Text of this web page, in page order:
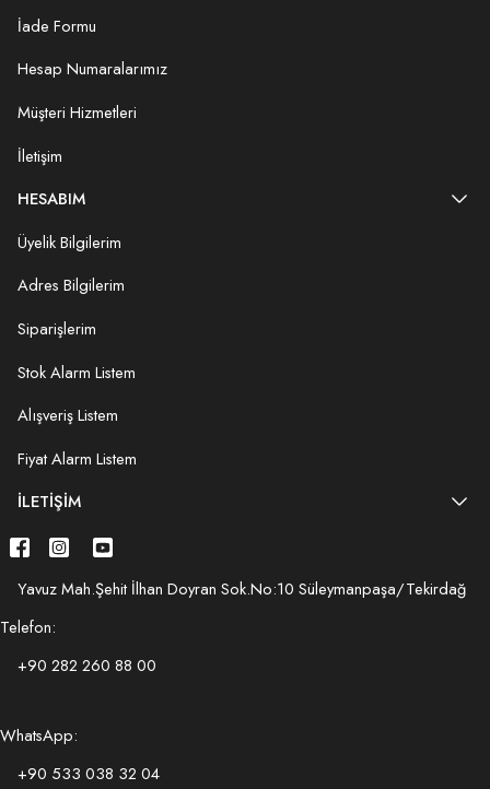
İade Formu
Hesap Numaralarımız
Müşteri Hizmetleri
İletişim
HESABIM
Üyelik Bilgilerim
Adres Bilgilerim
Siparişlerim
Stok Alarm Listem
Alışveriş Listem
Fiyat Alarm Listem
İLETIŞIM
Yavuz Mah.Şehit İlhan Doyran Sok.No:10 Süleymanpaşa/Tekirdağ
Telefon:
+90 282 260 88 00
WhatsApp:
+90 533 038 32 04